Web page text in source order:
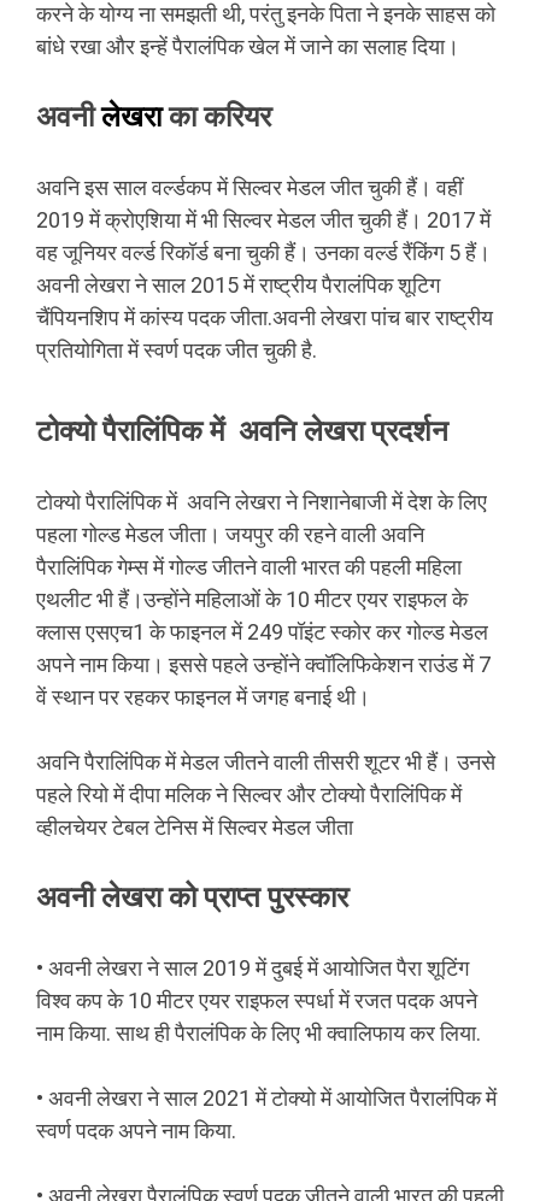
करने के योग्य ना समझती थी, परंतु इनके पिता ने इनके साहस को
बांधे रखा और इन्हें पैरालंपिक खेल में जाने का सलाह दिया।
अवनीलेखराका करियर
अवनि इस साल वर्ल्डकप में सिल्वर मेडल जीत चुकी हैं। वहीं
2019 में क्रोएशिया में भी सिल्वर मेडल जीत चुकी हैं। 2017 में
वह जूनियर वर्ल्ड रिकॉर्ड बना चुकी हैं। उनका वर्ल्ड रैंकिंग 5 हैं।
अवनी लेखरा ने साल 2015 में राष्ट्रीय पैरालंपिक शूटिग
चैंपियनशिप में कांस्य पदक जीता.अवनी लेखरा पांच बार राष्ट्रीय
प्रतियोगिता में स्वर्ण पदक जीत चुकी है.
टोक्यो पैरालिंपिक में अवनि लेखरा प्रदर्शन
टोक्यो पैरालिंपिक में अवनि लेखरा ने निशानेबाजी में देश के लिए
पहला गोल्ड मेडल जीता। जयपुर की रहने वाली अवनि
पैरालिंपिक गेम्स में गोल्ड जीतने वाली भारत की पहली महिला
एथलीट भी हैं।उन्होंने महिलाओं के 10 मीटर एयर राइफल के
क्लास एसएच1 के फाइनल में 249 पॉइंट स्कोर कर गोल्ड मेडल
अपने नाम किया। इससे पहले उन्होंने क्वॉलिफिकेशन राउंड में 7
वें स्थान पर रहकर फाइनल में जगह बनाई थी।
अवनि पैरालिंपिक में मेडल जीतने वाली तीसरी शूटर भी हैं। उनसे
पहले रियो में दीपा मलिक ने सिल्वर और टोक्यो पैरालिंपिक में
व्हीलचेयर टेबल टेनिस में सिल्वर मेडल जीता
अवनी लेखरा को प्राप्त पुरस्कार
• अवनी लेखरा ने साल 2019 में दुबई में आयोजित पैरा शूटिंग
विश्व कप के 10 मीटर एयर राइफल स्पर्धा में रजत पदक अपने
नाम किया. साथ ही पैरालंपिक के लिए भी क्वालिफाय कर लिया.
• अवनी लेखरा ने साल 2021 में टोक्यो में आयोजित पैरालंपिक में
स्वर्ण पदक अपने नाम किया.
• अवनी लेखरा पैरालंपिक स्वर्ण पदक जीतने वाली भारत की पहली